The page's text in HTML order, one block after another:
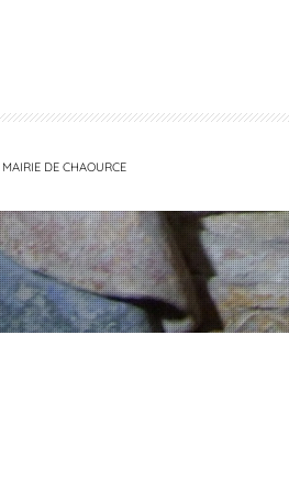
MAIRIE DE CHAOURCE